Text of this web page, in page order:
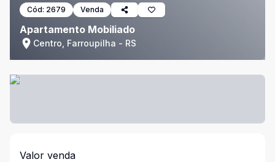
Cód: 2679 Venda
Apartamento Mobiliado
Centro, Farroupilha - RS
Valor venda